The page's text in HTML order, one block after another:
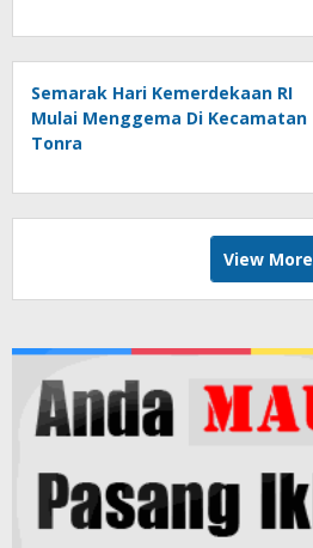
Semarak Hari Kemerdekaan RI
Mulai Menggema Di Kecamatan
Tonra
View More